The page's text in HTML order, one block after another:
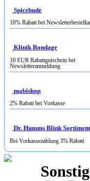
Spicebude
10% Rabatt bei
Klinik Bondage
10 EUR Rabattgutschein bei
Newsletteranmeldung
mabishop
2% Rabatt bei Vorkasse
Dr. Humms Blink Sortiment
Bei Vorkassezahlung 3% Rabatt